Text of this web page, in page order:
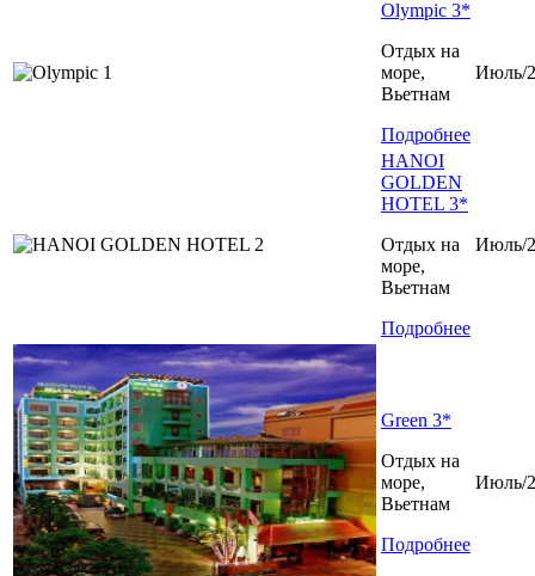
Olympic 3*
Отдых на
море,
Вьетнам
Подробнее
Июль/
HANOI
GOLDEN
HOTEL 3*
Отдых на
море,
Вьетнам
Подробнее
Июль/
Green 3*
Отдых на
море,
Вьетнам
Подробнее
Июль/